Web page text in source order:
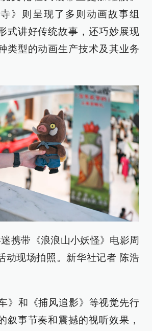
寺》则呈现了多则动画故事组
式讲好传统故事，还巧妙展现
类型的动画生产技术及其业务
携带《浪浪山小妖怪》电影周
动现场拍照。新华社记者 陈浩
》和《捕风追影》等视觉先行
叙事节奏和震撼的视听效果，